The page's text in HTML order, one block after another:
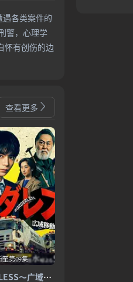
各类案件的
警，心理学
怀有创伤的边
查看更多
至第09集
BORDERLESS～广域移动搜查队～